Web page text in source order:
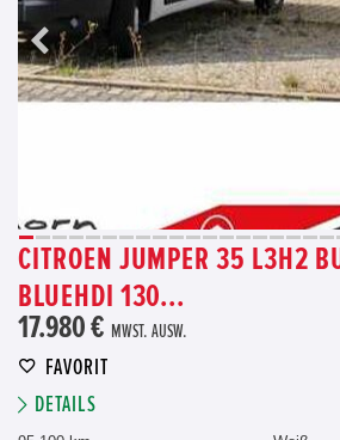
CITROEN JUMPER 35 L3H2
BLUEHDI 130...
17.980 € MWST. AUSW.
FAVORIT
DETAILS